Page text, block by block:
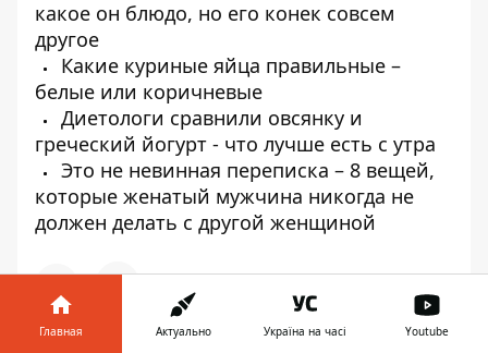
какое он блюдо, но его конек совсем
другое
Какие куриные яйца правильные –
белые или коричневые
Диетологи сравнили овсянку и
греческий йогурт - что лучше есть с утра
Это не невинная переписка – 8 вещей,
которые женатый мужчина никогда не
должен делать с другой женщиной
Главная Актуально Україна на часі Youtube